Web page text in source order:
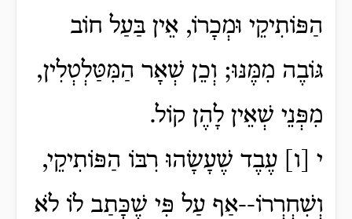
הַפּוֹתִיקֵי וּמְכָרוֹ, אֵין בַּעַל חוֹב
גּוֹבֶה מִמֶּנּוּ; וְכֵן שְׁאָר הַמִּטַּלְטְלִין,
מִפְּנֵי שְׁאֵין לָהֶן קוֹל.
י [ו] עֶבֶד שֶׁעָשָׂהוּ רִבּוֹ הַפּוֹתִיקֵי,
וְשִׁחְרְרוֹ--אַף עַל פִּי שֶׁכָּתַב לוֹ לֹא